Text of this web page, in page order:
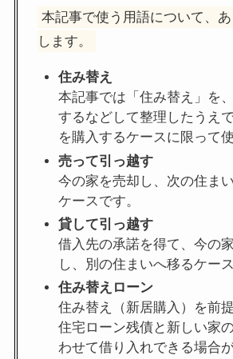
本記事で使う用語について、
します。
住み替え
本記事では「住み替え」を
するなどして整理したうえ
を購入するケースに限って使
売って引っ越す
今の家を売却し、次の住ま
ケースです。
貸して引っ越す
借入先の承諾を得て、今の
し、別の住まいへ移るケース
住み替えローン
住み替え（新居購入）を前
住宅ローン残債と新しい家
わせて借り入れできる場合